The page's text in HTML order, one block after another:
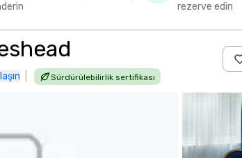
rezerve edin
Sürdürülebilirlik sertifikası